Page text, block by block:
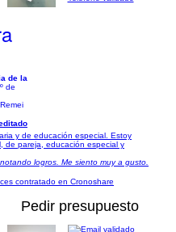
de la
de
y de educación especial. Estoy
de pareja, educación especial y
logros. Me siento muy a gusto.
contratado en Cronoshare
Pedir presupuesto